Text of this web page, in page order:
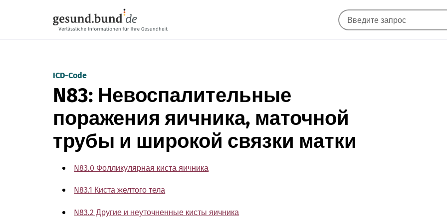
ICD-Code
N83: Невоспалительные
поражения яичника, маточной
трубы и широкой связки матки
N83.0 Фолликулярная киста яичника
N83.1 Киста желтого тела
N83.2 Другие и неуточненные кисты яичника